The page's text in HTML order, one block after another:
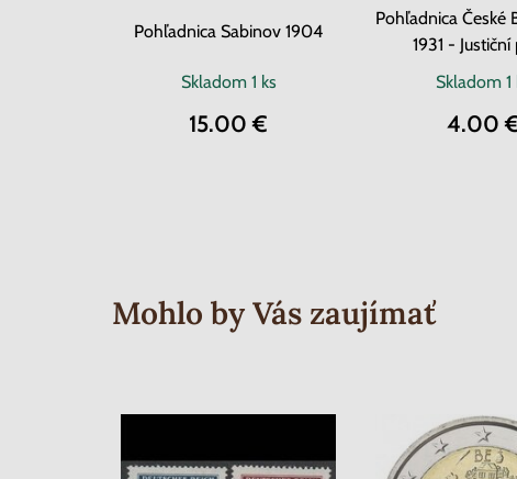
Pohľadnica Sabinov 1904
Skladom 1 ks
15.00 €
Pohľadnica České
1931 - Justiční
Skladom 1
4.00
Mohlo by Vás zaujímať